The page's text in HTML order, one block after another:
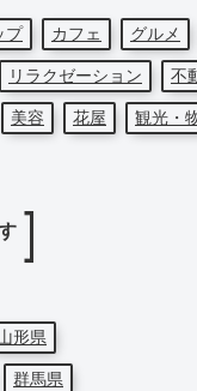
プ カフェ
グルメ
リラクゼーション
不
美容 花屋 観光・
形県
群馬県